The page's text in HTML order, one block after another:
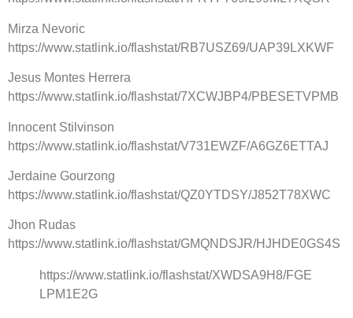
Mirza Nevoric
https://www.statlink.io/flashstat/RB7USZ69/UAP39LXKWF
Jesus Montes Herrera
https://www.statlink.io/flashstat/7XCWJBP4/PBESETVPMB
Innocent Stilvinson
https://www.statlink.io/flashstat/V731EWZF/A6GZ6ETTAJ
Jerdaine Gourzong
https://www.statlink.io/flashstat/QZ0YTDSY/J852T78XWC
Jhon Rudas
https://www.statlink.io/flashstat/GMQNDSJR/HJHDE0GS4S
https://www.statlink.io/flashstat/XWDSA9H8/FGE
LPM1E2G